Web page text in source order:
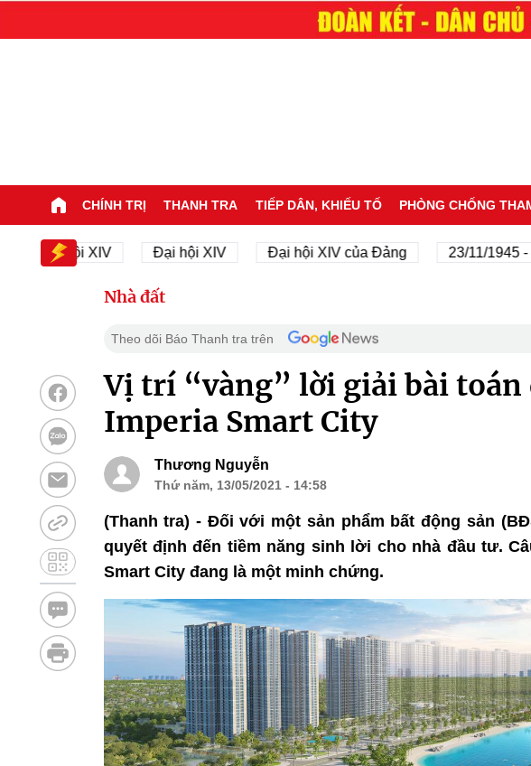
CHÍNH TRỊ THANH TRA TIẾP DÂN, KHIẾU TỐ PHÒNG CHỐNG
hội XIV Đại hội XIV Đại hội XIV của Đảng 23/11/1945 - 23/
Nhà đất
Theo dõi Báo Thanh tra trên
Vị trí “vàng” lời giải bài
Imperia Smart City
Thương Nguyễn
Thứ năm, 13/05/2021 - 14:58
(Thanh tra) - Đối với một sản phẩm bất động sản
quyết định đến tiềm năng sinh lời cho nhà đầu tư.
Smart City đang là một minh chứng.